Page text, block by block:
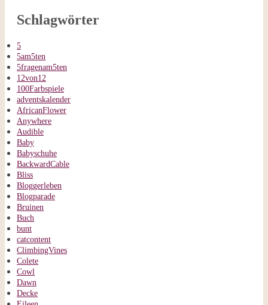
Schlagwörter
5
5am5ten
5fragenam5ten
12von12
100Farbspiele
adventskalender
AfricanFlower
Anywhere
Audible
Baby
Babyschuhe
BackwardCable
Bliss
Bloggerleben
Blogparade
Bruinen
Buch
bunt
catcontent
ClimbingVines
Colete
Cowl
Dawn
Decke